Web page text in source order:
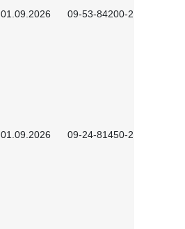
01.09.2026 09-53-84200-2604
01.09.2026 09-24-81450-2601